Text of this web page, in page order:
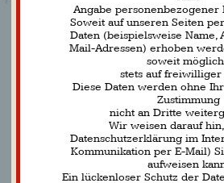
nicht an Dritte weitergegeben.
Wir weisen darauf hin, dass die
Datenschutzerklärung im Internet (z.B. bei der
Kommunikation per E-Mail) Sicherheitslücken
aufweisen kann.
Ein lückenloser Schutz der Daten vor dem Zugriff
Dritte ist nicht möglich.
Datenschutzerklärung für die Nutzung von
Facebook-Plugins (Like-Button)
Auf unseren Seiten sind Plugins des sozialen
Netswerkes Facebook, Anbieter Facebook Inc., 1
Hacker Way, Menlo Park, California 94025, USA,
integriert.
Die Facebook-Plugins erkennen Sie an dem
Facebook-Logo,
oder dem "Like-Botton" (Gefällt mir) auf unserer
Seite. Eine Übersicht über die Facebook-Plugins